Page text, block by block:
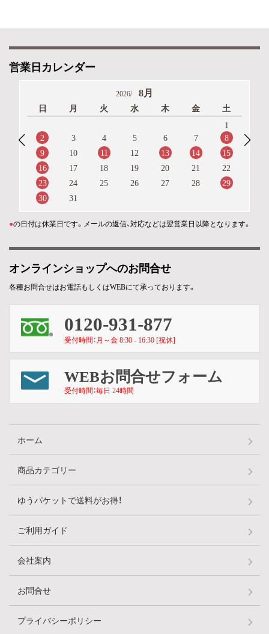
営業日カレンダー
2026/ 8月
日 月 火 水 木 金
土
1
2
3 4 5 6 7
8
9
10 11 12 13 14
15
16
17 18 19 20 21
22
23
24 25 26 27 28
29
30
31
●の日付は休業日です。メールの返信、対応などは翌営業日以降となります。
オンラインショップへのお問合せ
各種お問合せはお電話もしくはWEBにて承っております。
0120-931-877
受付時間：月～金 8:30 - 16:30 [祝休]
WEBお問合せフォーム
受付時間：毎日 24時間
ホーム
商品カテゴリー
ゆうパケットで送料がお得！
ご利用ガイド
会社案内
お問合せ
プライバシーポリシー